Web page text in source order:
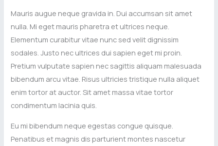
Mauris augue neque gravida in. Dui accumsan sit amet
nulla. Mi eget mauris pharetra et ultrices neque.
Elementum curabitur vitae nunc sed velit dignissim
sodales. Justo nec ultrices dui sapien eget mi proin.
Pretium vulputate sapien nec sagittis aliquam malesuada
bibendum arcu vitae. Risus ultricies tristique nulla aliquet
enim tortor at auctor. Sit amet massa vitae tortor
condimentum lacinia quis.
Eu mi bibendum neque egestas congue quisque.
Penatibus et magnis dis parturient montes nascetur